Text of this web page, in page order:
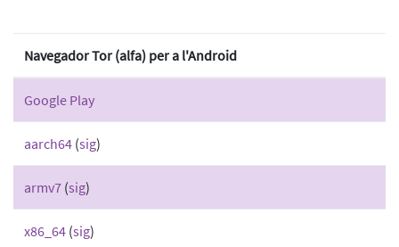
Navegador Tor (alfa) per a l'Android
Google Play
aarch64 (sig)
armv7 (sig)
x86_64 (sig)